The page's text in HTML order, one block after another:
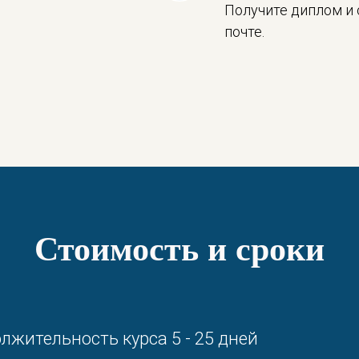
Получите диплом и
почте.
Стоимость и сроки
курса 5 - 25 дней